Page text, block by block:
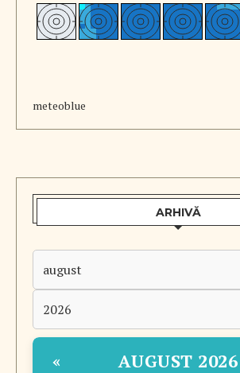
meteoblue
ARHIVĂ
« AUGUST 2026